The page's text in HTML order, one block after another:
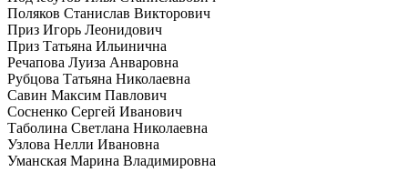
Поляков Станислав Викторович
Приз Игорь Леонидович
Приз Татьяна Ильинична
Речапова Луиза Анваровна
Рубцова Татьяна Николаевна
Савин Максим Павлович
Сосненко Сергей Иванович
Таболина Светлана Николаевна
Узлова Нелли Ивановна
Уманская Марина Владимировна